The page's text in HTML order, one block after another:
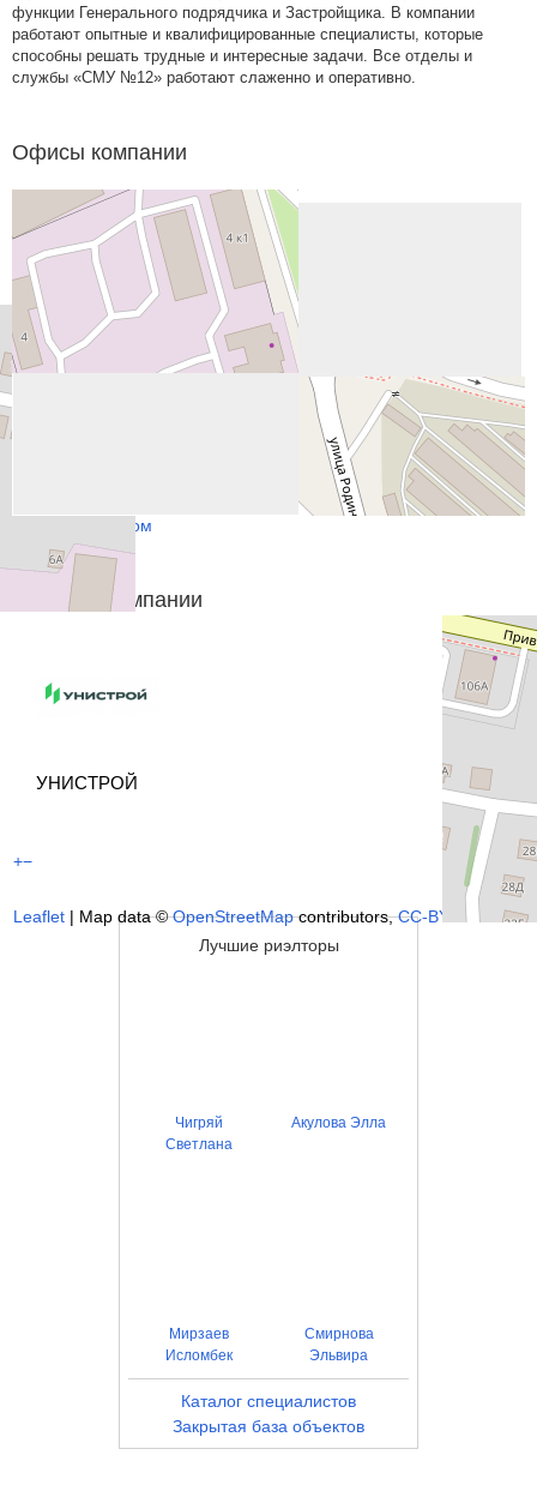
+−
Leaflet | Map data ©OpenStreetMapcontributors,CC-BY-SA
функции Генерального подрядчика и Застройщика. В компании
работают опытные и квалифицированные специалисты, которые
способны решать трудные и интересные задачи. Все отделы и
службы «СМУ №12» работают слаженно и оперативно.
Офисы компании
Показать списком
Похожие компании
УНИСТРОЙ
Лучшие риэлторы
Чигряй
Светлана
Акулова Элла
Мирзаев
Исломбек
Смирнова
Эльвира
Каталог специалистов
Закрытая база объектов